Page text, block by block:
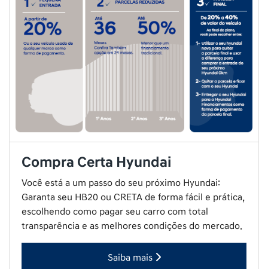
Compra Certa Hyundai
Você está a um passo do seu próximo Hyundai:
escolhendo como pagar seu carro com total
transparência e as melhores condições do mercado.